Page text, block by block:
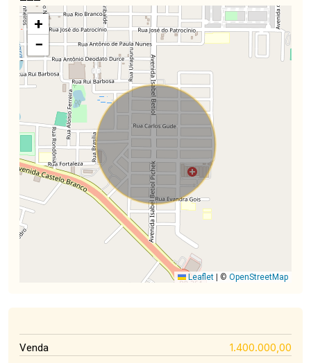
+
−
Leaflet © OpenStreetMap
Venda 1.400.000,00